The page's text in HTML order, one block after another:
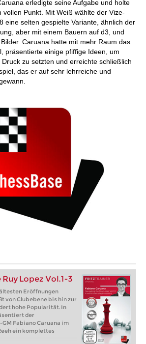
erledigte seine Aufgabe und holte
vollen Punkt. Mit Weiß wählte der Vize-
eine selten gespielte Variante, ähnlich der
aber mit einem Bauern auf d3, und
Caruana hatte mit mehr Raum das
präsentierte einige pfiffige Ideen, um
zu setzten und erreichte schließlich
das er auf sehr lehrreiche und
Lopez Vol.1-3
Eröffnungen
von Clubebene bis hin zur
hohe Popularität. In
der
Fabiano Caruana im
ein komplettes